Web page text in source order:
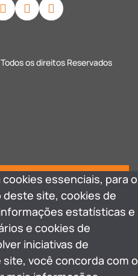
os direitos Reservados
essenciais, para o
site, cookies de
estatísticas e
e cookies de
iniciativas de
você concorda com o